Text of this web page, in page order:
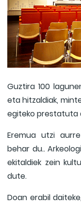
Guztira 100
eta hitzaldiak,
egiteko prestatuta
Eremua utzi
behar du..
ekitaldiek zein
dute.
Doan erabil